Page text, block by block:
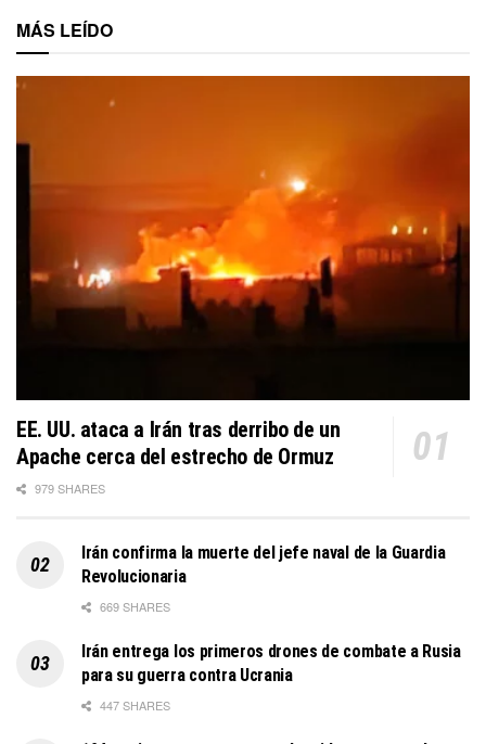
MÁS LEÍDO
EE. UU. ataca a Irán tras derribo de un
Apache cerca del estrecho de Ormuz
979 SHARES
Irán confirma la muerte del jefe naval de la Guardia
Revolucionaria
669 SHARES
Irán entrega los primeros drones de combate a Rusia
para su guerra contra Ucrania
447 SHARES